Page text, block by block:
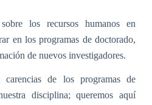
los recursos humanos en
en los programas de doctorado,
de nuevos investigadores.
carencias de los programas de
disciplina; queremos aquí